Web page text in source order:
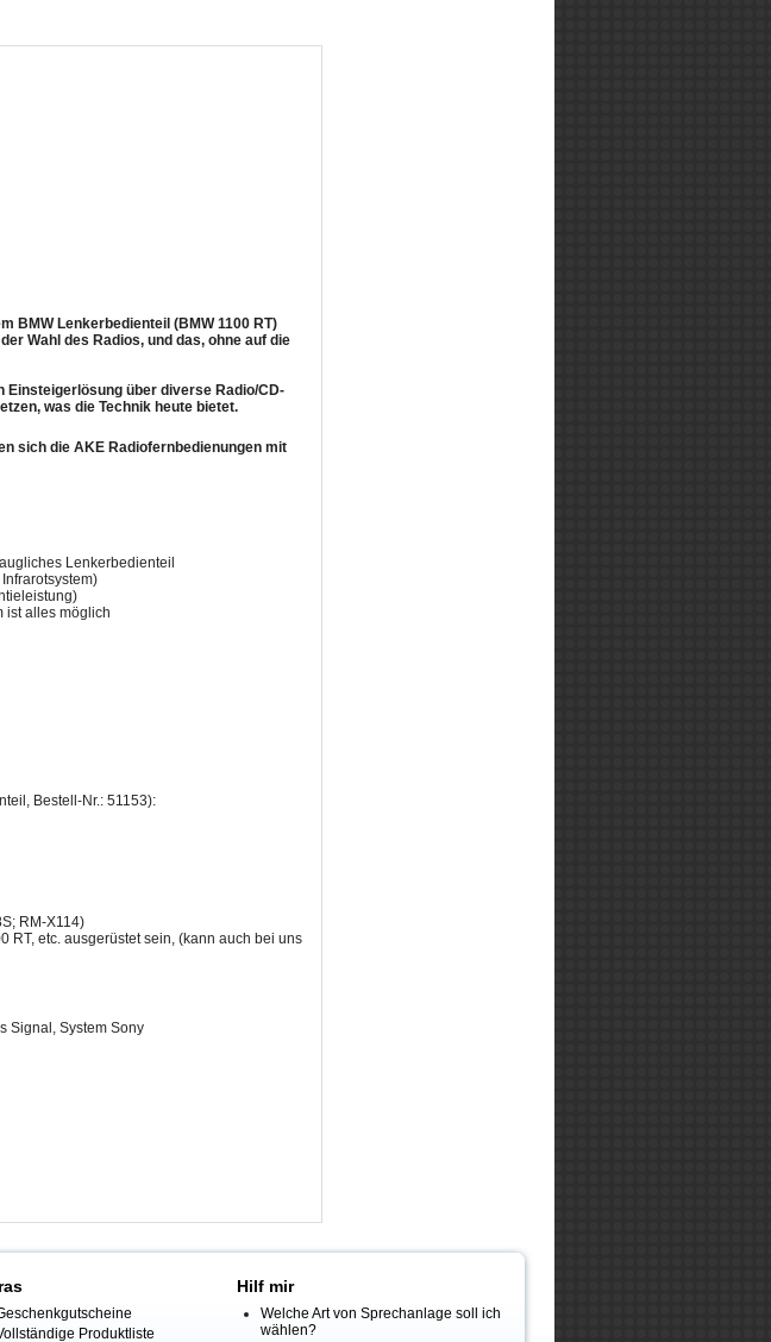
BMW Lenkerbedienteil (BMW 1100 RT)
Wahl des Radios, und das, ohne auf die
über diverse Radio/CD-
was die Technik heute bietet.
sich die AKE Radiofernbedienungen mit
Lenkerbedienteil
ist alles möglich
Bestell-Nr.: 51153):
RM-X114)
RT, etc. ausgerüstet sein, (kann auch bei uns
Signal, System Sony
Produktliste
Hilf mir
Welche Art von Sprechanlage soll ich
wählen?